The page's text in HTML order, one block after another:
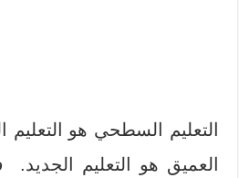
التعليم السطحي هو التعليم
العميق هو التعليم